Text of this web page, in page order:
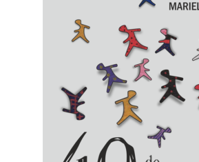
Manuale lb. română